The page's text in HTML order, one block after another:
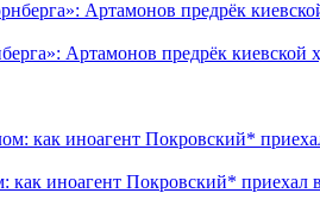
Артамонов предрёк киевской
как иноагент Покровский* приехал